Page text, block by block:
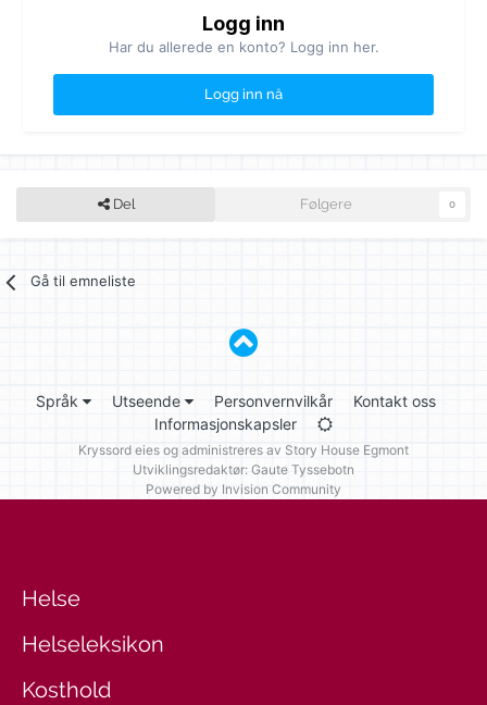
Logg inn
Har du allerede en konto? Logg inn her.
Logg inn nå
Del Følgere 0
Gå til emneliste
Språk Utseende Personvernvilkår
Kontakt oss
Informasjonskapsler
Kryssord eies og administreres av Story House Egmont
Utviklingsredaktør: Gaute Tyssebotn
Powered by Invision Community
Helse
Helseleksikon
Kosthold